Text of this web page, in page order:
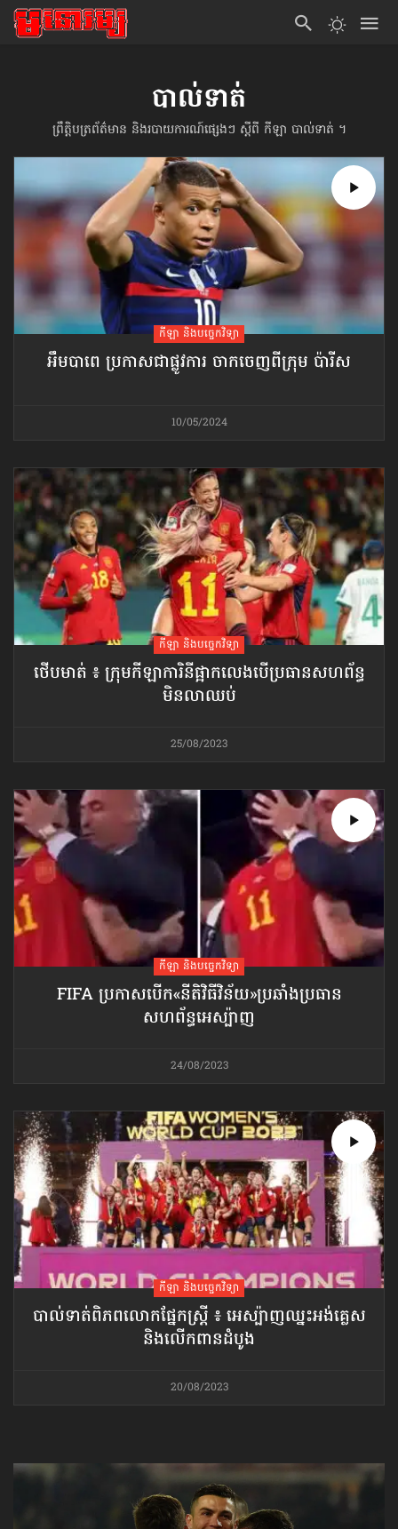
បាល់ទាត់
ព្រឹត្តិបត្រ​ព័ត៌មាន​ និងរបាយការណ៍ផ្សេងៗ ស្ដីពី កីឡា បាល់ទាត់ ។
កីឡា និងបច្ចេកវិទ្យា
អឹមបាពេ ប្រកាសជាផ្លូវការ ចាកចេញពីក្រុម ប៉ារីស
10/05/2024
កីឡា និងបច្ចេកវិទ្យា
ថើបមាត់ ៖ ក្រុមកីឡាការិនី​ផ្អាកលេង​​បើប្រធានសហព័ន្ធ​
មិនលាឈប់
25/08/2023
កីឡា និងបច្ចេកវិទ្យា
FIFA ប្រកាសបើក​«នីតិវិធីវិន័យ»​ប្រឆាំងប្រធាន
សហព័ន្ធ​អេស្ប៉ាញ
24/08/2023
កីឡា និងបច្ចេកវិទ្យា
បាល់ទាត់​ពិភពលោក​ផ្នែកស្ត្រី ៖ អេស្ប៉ាញ​ឈ្នះអង់គ្លេស​
និងលើកពានដំបូង
20/08/2023